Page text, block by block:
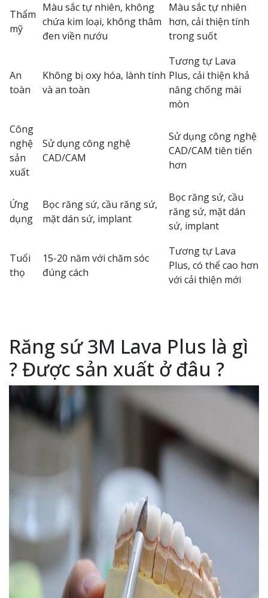
Thẩm
mỹ
Màu sắc tự nhiên, không
chứa kim loại, không thâm
đen viền nướu
Màu sắc tự nhiên
hơn, cải thiện tính
trong suốt
An
toàn
Không bị oxy hóa, lành tính
và an toàn
Tương tự Lava
Plus, cải thiện khả
năng chống mài
mòn
Công
nghệ
sản
xuất
Sử dụng công nghệ
CAD/CAM
Sử dụng công nghệ
CAD/CAM tiên tiến
hơn
Ứng
dụng
Bọc răng sứ, cầu răng sứ,
mặt dán sứ, implant
Bọc răng sứ, cầu
răng sứ, mặt dán
sứ, implant
Tuổi
thọ
15-20 năm với chăm sóc
đúng cách
Tương tự Lava
Plus, có thể cao hơn
với cải thiện mới
Răng sứ 3M Lava Plus là gì
? Được sản xuất ở đâu ?